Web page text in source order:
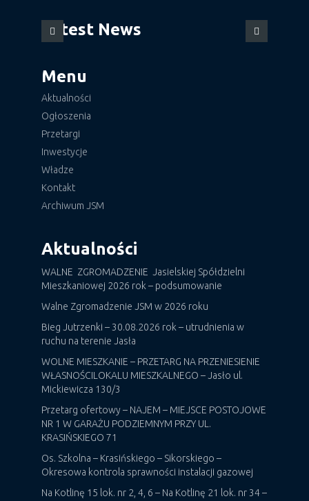
Latest News
Menu
Aktualności
Ogłoszenia
Przetargi
Inwestycje
Władze
Kontakt
Archiwum JSM
Aktualności
WALNE ZGROMADZENIE Jasielskiej Spółdzielni
Mieszkaniowej 2026 rok – podsumowanie
Walne Zgromadzenie JSM w 2026 roku
Bieg Jutrzenki – 30.08.2026 rok – utrudnienia w
ruchu na terenie Jasła
WOLNE MIESZKANIE – PRZETARG NA PRZENIESIENIE
WŁASNOŚCILOKALU MIESZKALNEGO – Jasło ul.
Mickiewicza 130/3
Przetarg ofertowy – NAJEM – MIEJSCE POSTOJOWE
NR 1 W GARAŻU PODZIEMNYM PRZY UL.
KRASIŃSKIEGO 71
Os. Szkolna – Krasińskiego – Sikorskiego –
Okresowa kontrola sprawności instalacji gazowej
Na Kotlinę 15 lok. nr 2, 4, 6 – Na Kotlinę 21 lok. nr 34 –